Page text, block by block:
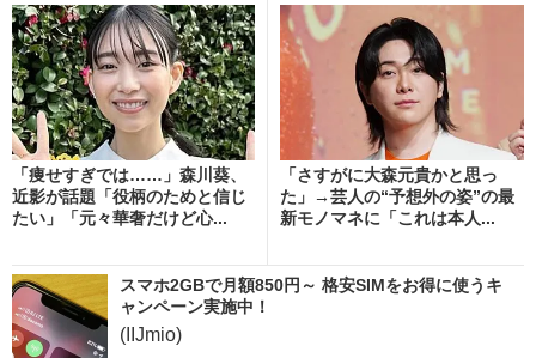
「痩せすぎでは……」森川葵、
近影が話題「役柄のためと信じ
たい」「元々華奢だけど心...
「さすがに大森元貴かと思っ
た」→芸人の“予想外の姿”の最
新モノマネに「これは本人...
スマホ2GBで月額850円～ 格安SIMをお得に使うキ
ャンペーン実施中！
(IIJmio)